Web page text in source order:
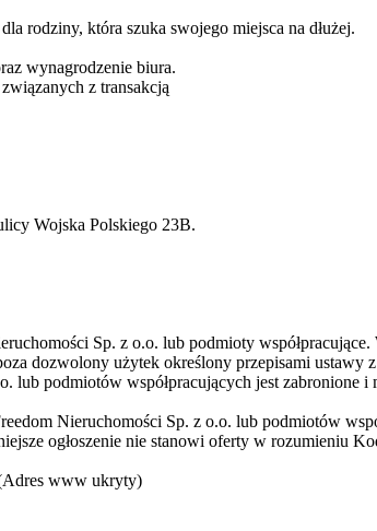
rodziny, która szuka swojego miejsca na dłużej.
wynagrodzenie biura.
z transakcją
Wojska Polskiego 23B.
Sp. z o.o. lub podmioty
dozwolony użytek określony przepisami
lub podmiotów współpracujących jest
Nieruchomości Sp. z o.o. lub podmiotów
ogłoszenie nie stanowi oferty w rozumieniu
Adres www ukryty)